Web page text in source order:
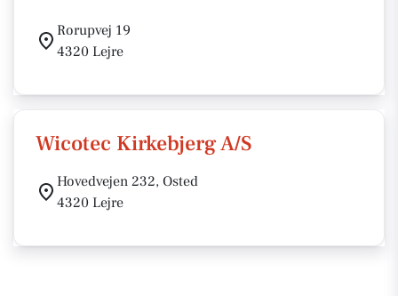
Rorupvej 19
4320 Lejre
Wicotec Kirkebjerg A/S
Hovedvejen 232, Osted
4320 Lejre